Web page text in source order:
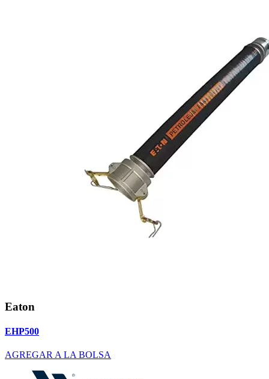
Eaton
EHP500
AGREGAR A LA BOLSA